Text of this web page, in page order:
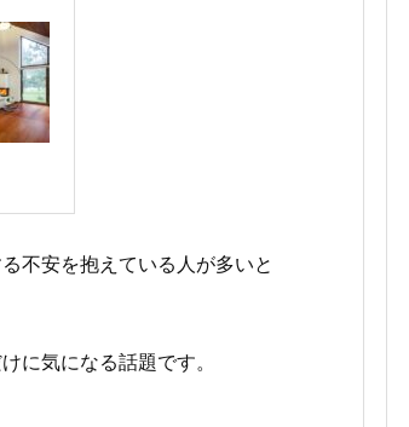
不安を抱えている人が多いと
に気になる話題です。